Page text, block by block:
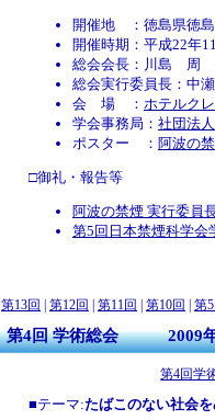
開催地 ：徳島県徳
開催時期：平成22年
総会会長：川島 周
総会実行委員長：中
会 場 ： ホテルク
学会事務局： 社団法
ポスター ： 阿波の
□御礼・報告等
阿波の禁煙 実行委員
第5回日本禁煙科学会
第13回 | 第12回 | 第11回 | 第10回 | 第
第4回 学術総会 2009年
第4回学
■テーマ:たばこのない社会